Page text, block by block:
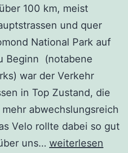
100 km, meist
und quer
National Park auf
Beginn (notabene
war der Verkehr
in Top Zustand, die
abwechslungsreich
Velo rollte dabei so gut
uns… Scot.23
weiterlesen